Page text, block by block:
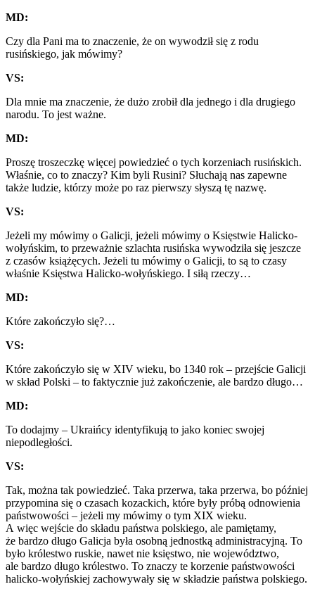
MD:
Czy dla Pani ma to znaczenie, że on wywodził się z rodu
rusińskiego, jak mówimy?
VS:
Dla mnie ma znaczenie, że dużo zrobił dla jednego i dla drugiego
narodu. To jest ważne.
MD:
Proszę troszeczkę więcej powiedzieć o tych korzeniach rusińskich.
Właśnie, co to znaczy? Kim byli Rusini? Słuchają nas zapewne
także ludzie, którzy może po raz pierwszy słyszą tę nazwę.
VS:
Jeżeli my mówimy o Galicji, jeżeli mówimy o Księstwie Halicko-
wołyńskim, to przeważnie szlachta rusińska wywodziła się jeszcze
z czasów książęcych. Jeżeli tu mówimy o Galicji, to są to czasy
właśnie Księstwa Halicko-wołyńskiego. I siłą rzeczy…
MD:
Które zakończyło się?…
VS:
Które zakończyło się w XIV wieku, bo 1340 rok – przejście Galicji
w skład Polski – to faktycznie już zakończenie, ale bardzo długo…
MD:
To dodajmy – Ukraińcy identyfikują to jako koniec swojej
niepodległości.
VS:
Tak, można tak powiedzieć. Taka przerwa, taka przerwa, bo później
przypomina się o czasach kozackich, które były próbą odnowienia
państwowości – jeżeli my mówimy o tym XIX wieku.
A więc wejście do składu państwa polskiego, ale pamiętamy,
że bardzo długo Galicja była osobną jednostką administracyjną. To
było królestwo ruskie, nawet nie księstwo, nie województwo,
ale bardzo długo królestwo. To znaczy te korzenie państwowości
halicko-wołyńskiej zachowywały się w składzie państwa polskiego.